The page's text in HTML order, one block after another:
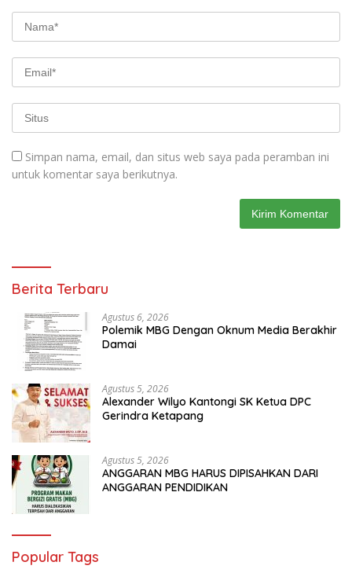
Simpan nama, email, dan situs web saya pada peramban ini
untuk komentar saya berikutnya.
Berita Terbaru
Agustus 6, 2026
Polemik MBG Dengan Oknum Media Berakhir
Damai
Agustus 5, 2026
Alexander Wilyo Kantongi SK Ketua DPC
Gerindra Ketapang
Agustus 5, 2026
ANGGARAN MBG HARUS DIPISAHKAN DARI
ANGGARAN PENDIDIKAN
Popular Tags